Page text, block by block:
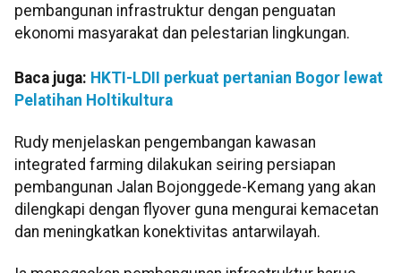
pembangunan infrastruktur dengan penguatan
ekonomi masyarakat dan pelestarian lingkungan.
Baca juga: HKTI-LDII perkuat pertanian Bogor lewat
Pelatihan Holtikultura
Rudy menjelaskan pengembangan kawasan
integrated farming dilakukan seiring persiapan
pembangunan Jalan Bojonggede-Kemang yang akan
dilengkapi dengan flyover guna mengurai kemacetan
dan meningkatkan konektivitas antarwilayah.